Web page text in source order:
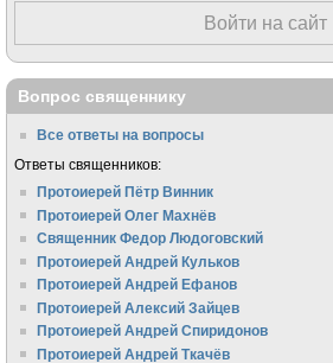
Войти на сайт
Вопрос священнику
Все ответы на вопросы
Ответы священников:
Протоиерей Пётр Винник
Протоиерей Олег Махнёв
Священник Федор Людоговский
Протоиерей Андрей Кульков
Протоиерей Андрей Ефанов
Протоиерей Алексий Зайцев
Протоиерей Андрей Спиридонов
Протоиерей Андрей Ткачёв